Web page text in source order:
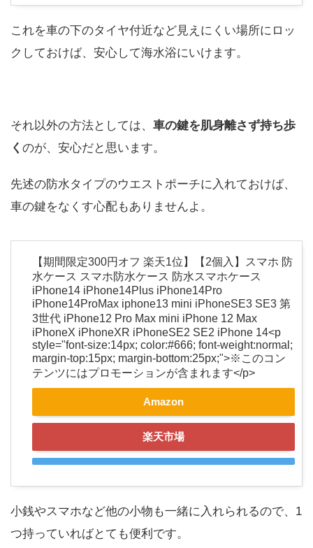
これを車の下のタイヤ付近など見えにくい場所にロッ
クしておけば、安心して海水浴にいけます。
それ以外の方法としては、 車の鍵を肌身離さず持ち歩
く のが、安心だと思います。
先述の防水タイプのウエストポーチに入れておけば、
車の鍵をなくす心配もありませんよ。
【期間限定300円オフ 楽天1位】【2個入】スマホ 防
水ケース スマホ防水ケース 防水スマホケース
iPhone14 iPhone14Plus iPhone14Pro
iPhone14ProMax iphone13 mini iPhoneSE3 SE3 第
3世代 iPhone12 Pro Max mini iPhone 12 Max
iPhoneX iPhoneXR iPhoneSE2 SE2 iPhone 14<p
style="font-size:14px; color:#666; font-weight:normal;
margin-top:15px; margin-bottom:25px;">※このコン
テンツにはプロモーションが含まれます</p>
Amazon
楽天市場
小銭やスマホなど他の小物も一緒に入れられるので、1
つ持っていればとても便利です。